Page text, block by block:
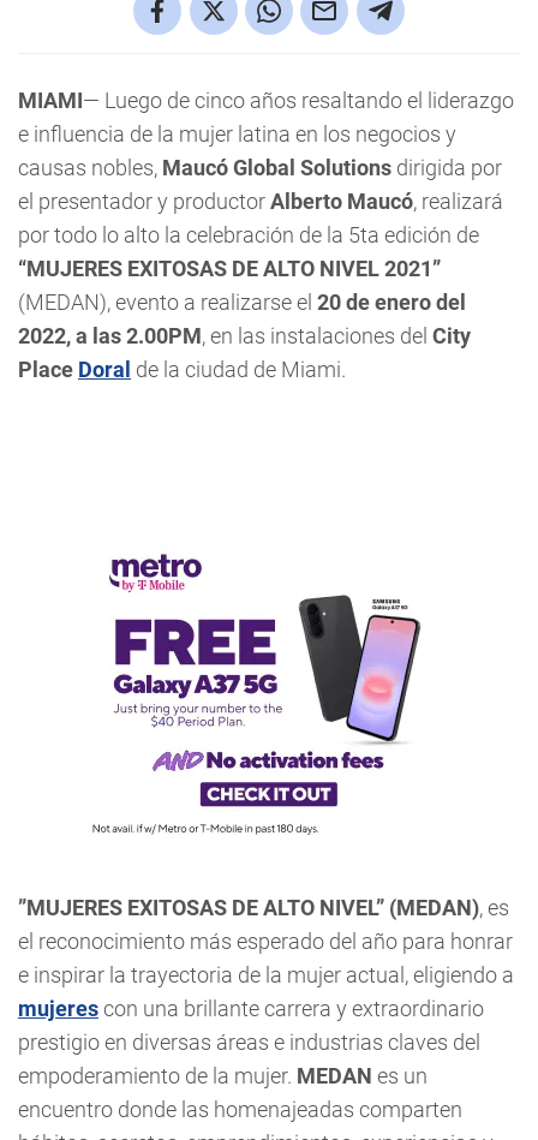
MIAMI— Luego de cinco años resaltando el liderazgo
e influencia de la mujer latina en los negocios y
causas nobles, Maucó Global Solutions dirigida por
el presentador y productorAlberto Maucó, realizará
por todo lo alto la celebración de la 5ta edición de
“MUJERES EXITOSAS DE ALTO NIVEL 2021”
(MEDAN), evento a realizarse el 20 de enero del
2022, a las 2.00PM, en las instalaciones del City
Place Doral de la ciudad de Miami.
”MUJERES EXITOSAS DE ALTO NIVEL” (MEDAN), es
el reconocimiento más esperado del año para honrar
e inspirar la trayectoria de la mujer actual, eligiendo a
mujerescon una brillante carrera y extraordinario
prestigio en diversas áreas e industrias claves del
empoderamiento de la mujer. MEDAN es un
encuentro donde las homenajeadas comparten